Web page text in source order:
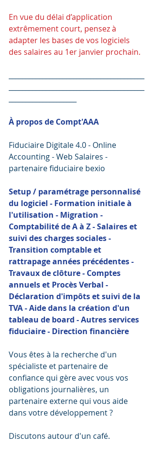
En vue du délai d’application
extrêmement court, pensez à
adapter les bases de vos logiciels
des salaires au 1er janvier prochain.
À propos de Compt'AAA
Fiduciaire Digitale 4.0 - Online
Accounting - Web Salaires -
partenaire fiduciaire bexio
Setup / paramétrage personnalisé
du logiciel - Formation initiale à
l'utilisation - Migration -
Comptabilité de A à Z - Salaires et
suivi des charges sociales -
Transition comptable et
rattrapage années précédentes -
Travaux de clôture - Comptes
annuels et Procès Verbal -
Déclaration d'impôts et suivi de la
TVA - Aide dans la création d'un
tableau de board - Autres services
fiduciaire - Direction financière
Vous êtes à la recherche d'un
spécialiste et partenaire de
confiance qui gère avec vous vos
obligations journalières, un
partenaire externe qui vous aide
dans votre développement ?
Discutons autour d'un café.